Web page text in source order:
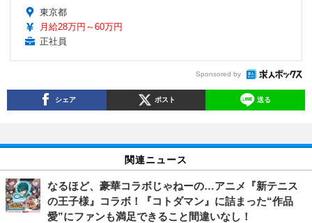
東京都
月給28万円～60万円
正社員
Sponsored by
シェア ポスト 送る
関連ニュース
なるほど、豪華コラボじゃねーの…アニメ『新テニス
の王子様』コラボ！『コトダマン』に詰まった“作品
愛”にファンも満足できること間違いなし！